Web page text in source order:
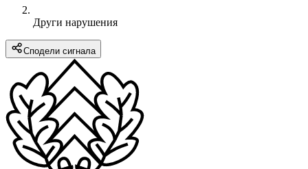
Други нарушения
Сподели сигнала